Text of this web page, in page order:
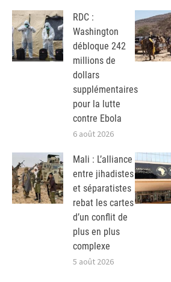
RDC :
Washington
débloque 242
millions de
dollars
supplémentaires
pour la lutte
contre Ebola
6 août 2026
Mali : L’alliance
entre jihadistes
et séparatistes
rebat les cartes
d’un conflit de
plus en plus
complexe
5 août 2026